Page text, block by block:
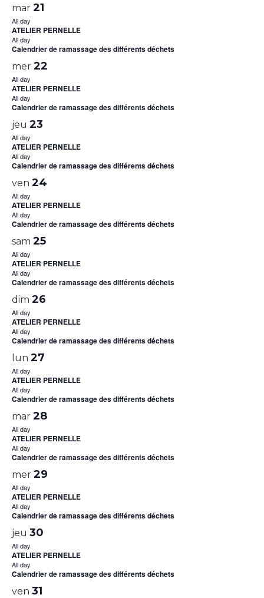
mar 21
All day
ATELIER PERNELLE
All day
Calendrier de ramassage des différents déchets
mer 22
All day
ATELIER PERNELLE
All day
Calendrier de ramassage des différents déchets
jeu 23
All day
ATELIER PERNELLE
All day
Calendrier de ramassage des différents déchets
ven 24
All day
ATELIER PERNELLE
All day
Calendrier de ramassage des différents déchets
sam 25
All day
ATELIER PERNELLE
All day
Calendrier de ramassage des différents déchets
dim 26
All day
ATELIER PERNELLE
All day
Calendrier de ramassage des différents déchets
lun 27
All day
ATELIER PERNELLE
All day
Calendrier de ramassage des différents déchets
mar 28
All day
ATELIER PERNELLE
All day
Calendrier de ramassage des différents déchets
mer 29
All day
ATELIER PERNELLE
All day
Calendrier de ramassage des différents déchets
jeu 30
All day
ATELIER PERNELLE
All day
Calendrier de ramassage des différents déchets
ven 31